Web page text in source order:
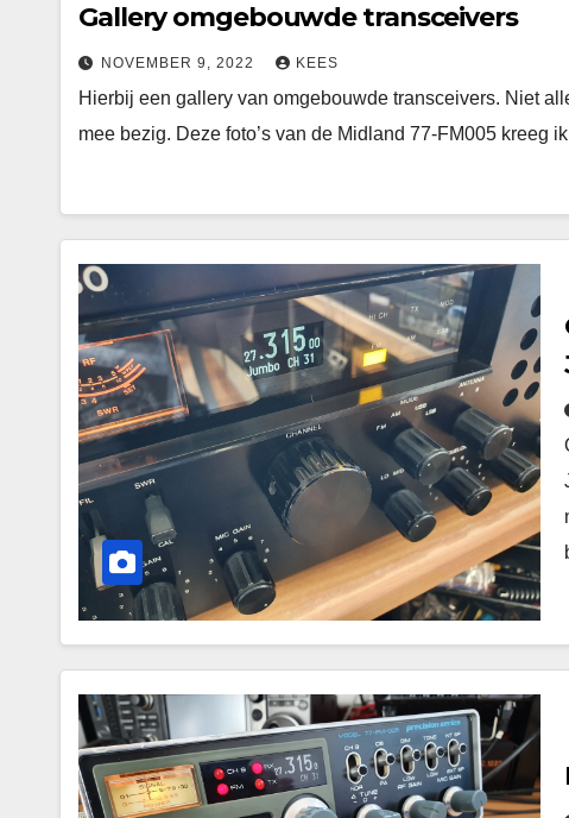
Gallery omgebouwde transceivers
NOVEMBER 9, 2022 KEES
Hierbij een gallery van omgebouwde transceivers. Niet
mee bezig. Deze foto’s van de Midland 77-FM005 kreeg